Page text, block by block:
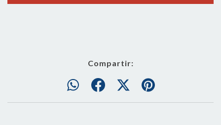
Compartir: